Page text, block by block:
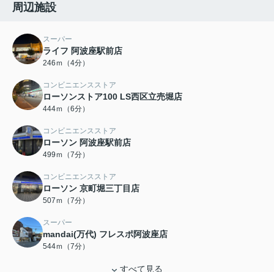
周辺施設
スーパー
ライフ 阿波座駅前店
246ｍ（4分）
コンビニエンスストア
ローソンストア100 LS西区立売堀店
444ｍ（6分）
コンビニエンスストア
ローソン 阿波座駅前店
499ｍ（7分）
コンビニエンスストア
ローソン 京町堀三丁目店
507ｍ（7分）
スーパー
mandai(万代) フレスポ阿波座店
544ｍ（7分）
すべて見る